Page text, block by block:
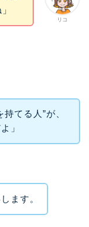
リコ
てる人”が、
」
ます。